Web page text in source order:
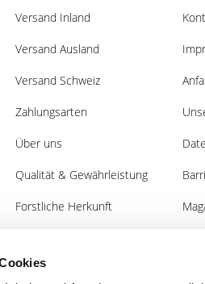
Versand Inland
Versand Ausland
Versand Schweiz
Zahlungsarten
Über uns
Qualität & Gewährleistung
Forstliche Herkunft
Forst